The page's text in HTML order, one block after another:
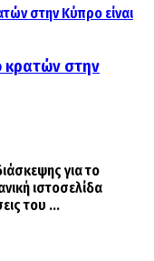
κρατών στην
για το
ιστοσελίδα
του ...